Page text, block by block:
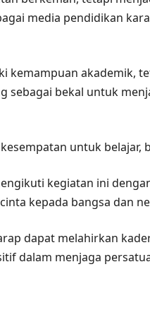
media pendidikan
kemampuan akademik,
bekal untuk
untuk
kegiatan ini
kepada bangsa dan
dapat melahirkan
dalam menjaga